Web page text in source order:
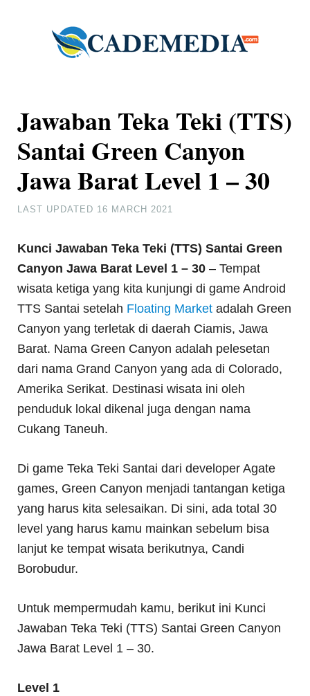
Jawaban Teka Teki (TTS)
Santai Green Canyon
Jawa Barat Level 1 – 30
LAST UPDATED 16 MARCH 2021
Kunci Jawaban Teka Teki (TTS) Santai Green
Canyon Jawa Barat Level 1 – 30 – Tempat
wisata ketiga yang kita kunjungi di game Android
TTS Santai setelah Floating Market adalah Green
Canyon yang terletak di daerah Ciamis, Jawa
Barat. Nama Green Canyon adalah pelesetan
dari nama Grand Canyon yang ada di Colorado,
Amerika Serikat. Destinasi wisata ini oleh
penduduk lokal dikenal juga dengan nama
Cukang Taneuh.
Di game Teka Teki Santai dari developer Agate
games, Green Canyon menjadi tantangan ketiga
yang harus kita selesaikan. Di sini, ada total 30
level yang harus kamu mainkan sebelum bisa
lanjut ke tempat wisata berikutnya, Candi
Borobudur.
Untuk mempermudah kamu, berikut ini Kunci
Jawaban Teka Teki (TTS) Santai Green Canyon
Jawa Barat Level 1 – 30.
Level 1